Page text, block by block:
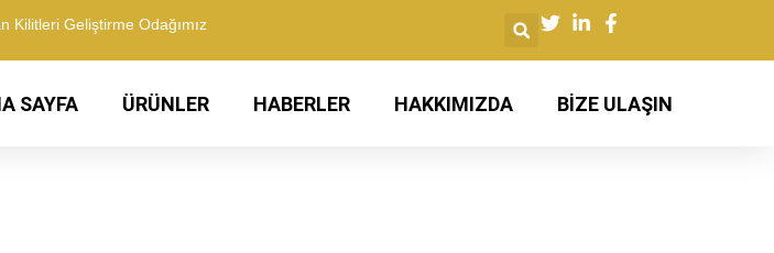
Kilitleri Geliştirme Odağımız
SAYFA ​ÜRÜNLER ​HABERLER ​HAKKIMIZDA BIZE ULAŞIN